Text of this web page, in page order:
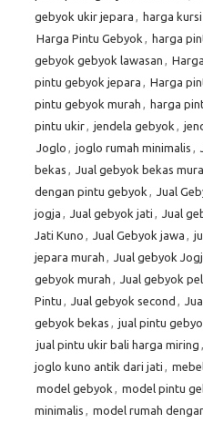
gebyok ukir jepara , harga
Harga Pintu Gebyok , harga
gebyok gebyok lawasan ,
pintu gebyok jepara , Harga
pintu gebyok murah , harga
pintu ukir, jendela gebyok ,
Joglo , joglo rumah minimalis ,
bekas , Jual gebyok bekas
dengan pintu gebyok , Jual
jogja , Jual gebyok jati , Jual
Jati Kuno , Jual Gebyok jawa ,
jepara murah , Jual gebyok
gebyok murah , Jual gebyok
Pintu , Jual gebyok second ,
gebyok bekas , jual pintu
jual pintu ukir bali harga miring ,
joglo kuno antik dari jati ,
model gebyok , model pintu
minimalis , model rumah